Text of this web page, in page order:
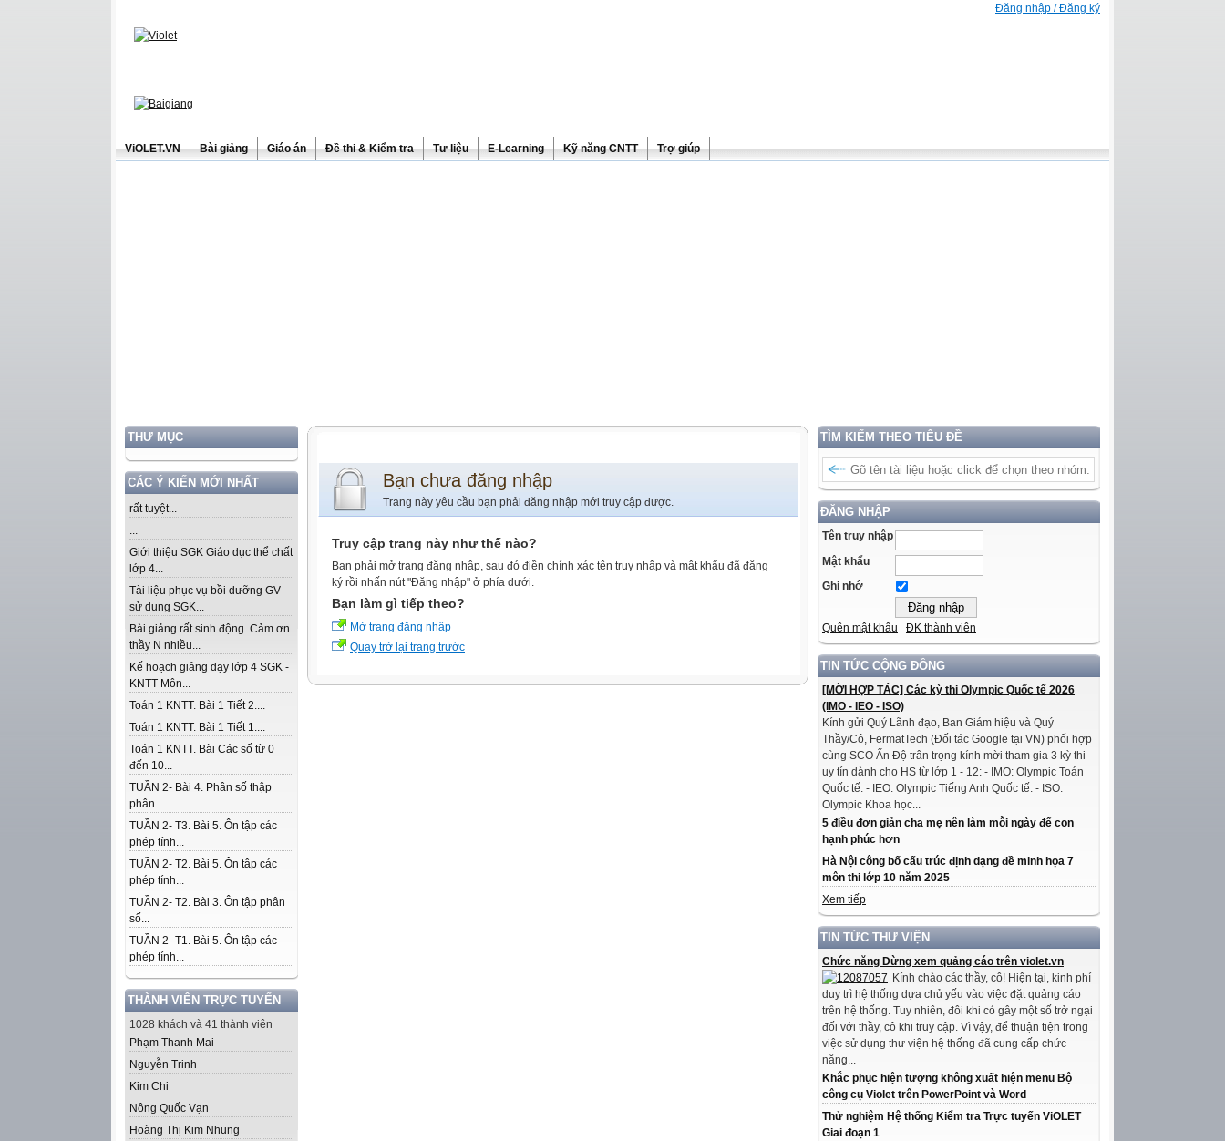
Đăng nhập / Đăng ký
ViOLET.VN Bài giảng Giáo án Đề thi & Kiểm tra Tư liệu E-Learning Kỹ năng CNTT Trợ giúp
THƯ MỤC
CÁC Ý KIẾN MỚI NHẤT
rất tuyệt...
...
Giới thiệu SGK Giáo dục thể chất
lớp 4...
Tài liệu phục vụ bồi dưỡng GV
sử dụng SGK...
Bài giảng rất sinh động. Cảm ơn
thầy N nhiều...
Kế hoạch giảng dạy lớp 4 SGK -
KNTT Môn...
Toán 1 KNTT. Bài 1 Tiết 2....
Toán 1 KNTT. Bài 1 Tiết 1....
Toán 1 KNTT. Bài Các số từ 0
đến 10...
TUẦN 2- Bài 4. Phân số thập
phân...
TUẦN 2- T3. Bài 5. Ôn tập các
phép tính...
TUẦN 2- T2. Bài 5. Ôn tập các
phép tính...
TUẦN 2- T2. Bài 3. Ôn tập phân
số...
TUẦN 2- T1. Bài 5. Ôn tập các
phép tính...
THÀNH VIÊN TRỰC TUYẾN
1028 khách và 41 thành viên
Phạm Thanh Mai
Nguyễn Trinh
Kim Chi
Nông Quốc Vạn
Hoàng Thị Kim Nhung
TÌM KIẾM THEO TIÊU ĐỀ
ĐĂNG NHẬP
Tên truy nhập
Mật khẩu
Ghi nhớ
Quên mật khẩu ĐK thành viên
TIN TỨC CỘNG ĐỒNG
[MỜI HỢP TÁC] Các kỳ thi Olympic Quốc tế 2026
(IMO - IEO - ISO)
Kính gửi Quý Lãnh đạo, Ban Giám hiệu và Quý
Thầy/Cô, FermatTech (Đối tác Google tại VN) phối hợp
cùng SCO Ấn Độ trân trọng kính mời tham gia 3 kỳ thi
uy tín dành cho HS từ lớp 1 - 12: - IMO: Olympic Toán
Quốc tế. - IEO: Olympic Tiếng Anh Quốc tế. - ISO:
Olympic Khoa học...
5 điều đơn giản cha mẹ nên làm mỗi ngày để con
hạnh phúc hơn
Hà Nội công bố cấu trúc định dạng đề minh họa 7
môn thi lớp 10 năm 2025
Xem tiếp
TIN TỨC THƯ VIỆN
Chức năng Dừng xem quảng cáo trên violet.vn
Kính chào các thầy, cô! Hiện tại, kinh phí
duy trì hệ thống dựa chủ yếu vào việc đặt quảng cáo
trên hệ thống. Tuy nhiên, đôi khi có gây một số trở ngại
đối với thầy, cô khi truy cập. Vì vậy, để thuận tiện trong
việc sử dụng thư viện hệ thống đã cung cấp chức
năng...
Khắc phục hiện tượng không xuất hiện menu Bộ
công cụ Violet trên PowerPoint và Word
Thử nghiệm Hệ thống Kiểm tra Trực tuyến ViOLET
Giai đoạn 1
Bạn chưa đăng nhập
Trang này yêu cầu bạn phải đăng nhập mới truy cập được.
Truy cập trang này như thế nào?
Bạn phải mở trang đăng nhập, sau đó điền chính xác tên truy nhập và mật khẩu đã đăng
ký rồi nhấn nút "Đăng nhập" ở phía dưới.
Bạn làm gì tiếp theo?
Mở trang đăng nhập
Quay trở lại trang trước